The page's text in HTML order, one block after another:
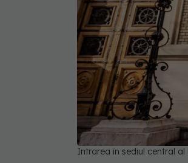
Intrarea în sediul central al